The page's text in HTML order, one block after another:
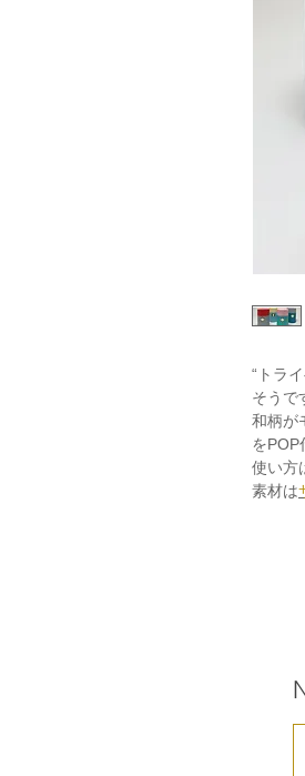
“トラ
そうで
和柄が
をPOP
使い方
素材は